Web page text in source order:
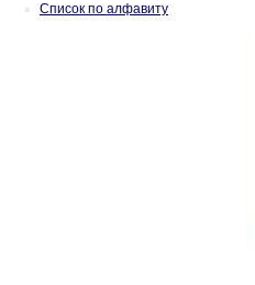
Список по алфавиту